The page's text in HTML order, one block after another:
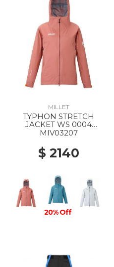
MILLET
TYPHON STRETCH
JACKET WS 0004
GINGER SPICE
MIV03207
$ 2140
20% Off